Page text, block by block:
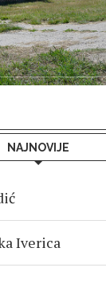
NAJNOVIJE
Iverica